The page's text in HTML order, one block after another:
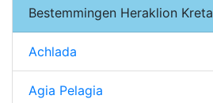
Bestemmingen Heraklion Kreta
Achlada
Agia Pelagia